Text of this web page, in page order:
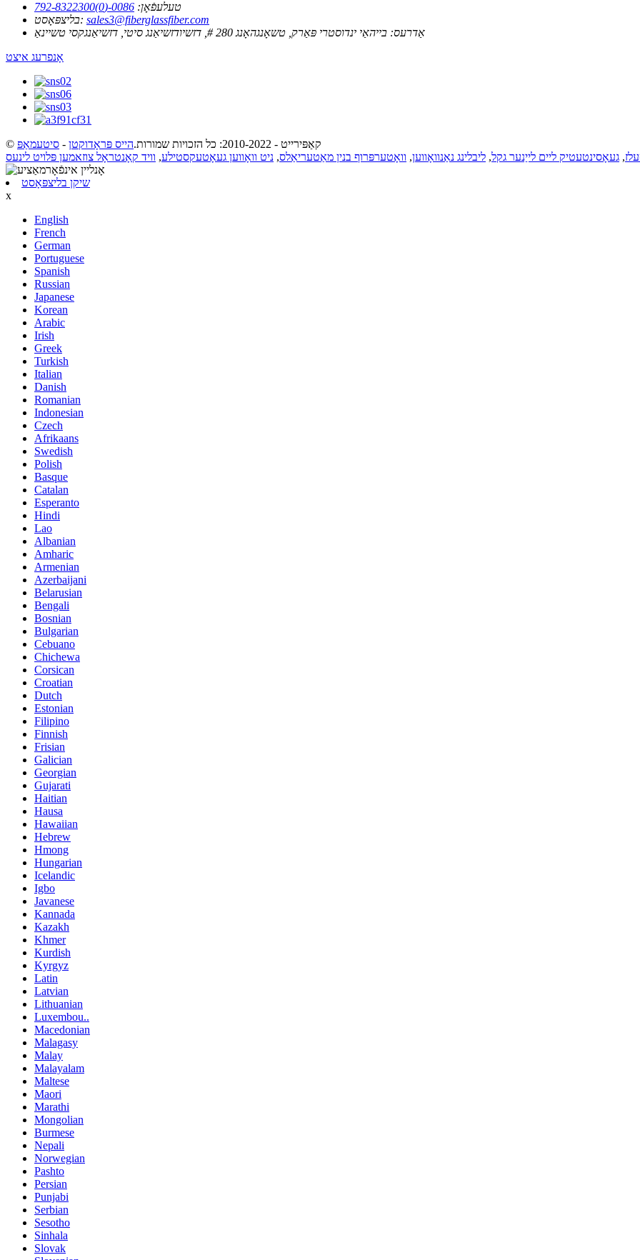
טעלעפֿאָן: 0086-(0)792-8322300
בליצפּאָסט: sales3@fiberglassfiber.com
אַדרעס: בייהאַי ינדוסטרי פּאַרק, טשאָנגהאָנג 280 #, דזשיודזשיאַנג סיטי, דזשיאַנגקסי טשיינאַ
אָנפרעג איצט
© קאַפּירייט - 2010-2022: כל הזכויות שמורות. הייס פּראָדוקטן - סיטעמאַפּ
, געאָסינטעטיק ליים לייַנער גקל, ליבלינג נאַנוואָווען, וואָטערפּרוף בנין מאַטעריאַלס, ניט וואָווען געאָטעקסטילע, וויד קאָנטראָל צוזאמען פּלויט לינעס
שיקן בליצפּאָסט
x
English
French
German
Portuguese
Spanish
Russian
Japanese
Korean
Arabic
Irish
Greek
Turkish
Italian
Danish
Romanian
Indonesian
Czech
Afrikaans
Swedish
Polish
Basque
Catalan
Esperanto
Hindi
Lao
Albanian
Amharic
Armenian
Azerbaijani
Belarusian
Bengali
Bosnian
Bulgarian
Cebuano
Chichewa
Corsican
Croatian
Dutch
Estonian
Filipino
Finnish
Frisian
Galician
Georgian
Gujarati
Haitian
Hausa
Hawaiian
Hebrew
Hmong
Hungarian
Icelandic
Igbo
Javanese
Kannada
Kazakh
Khmer
Kurdish
Kyrgyz
Latin
Latvian
Lithuanian
Luxembou..
Macedonian
Malagasy
Malay
Malayalam
Maltese
Maori
Marathi
Mongolian
Burmese
Nepali
Norwegian
Pashto
Persian
Punjabi
Serbian
Sesotho
Sinhala
Slovak